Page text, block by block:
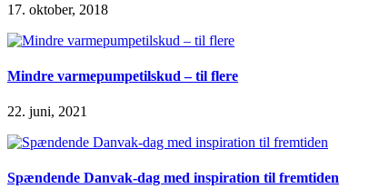
17. oktober, 2018
Mindre varmepumpetilskud – til flere
22. juni, 2021
Spændende Danvak-dag med inspiration til fremtiden